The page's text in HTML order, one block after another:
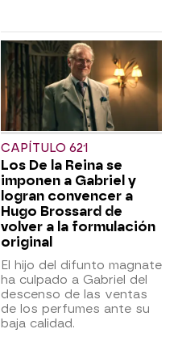
CAPÍTULO 621
Los De la Reina se
imponen a Gabriel y
logran convencer a
Hugo Brossard de
volver a la formulación
original
El hijo del difunto magnate
ha culpado a Gabriel del
descenso de las ventas
de los perfumes ante su
baja calidad.